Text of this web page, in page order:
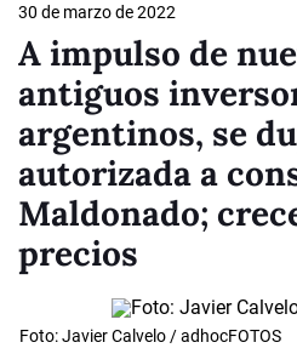
30 de marzo de 2022
A impulso de
antiguos
argentinos, se
autorizada a
Maldonado;
precios
Foto: Javier Calvelo / adhocFOTOS